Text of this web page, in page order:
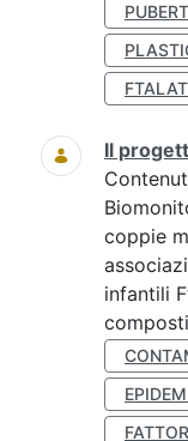
Il
coppie
infantili